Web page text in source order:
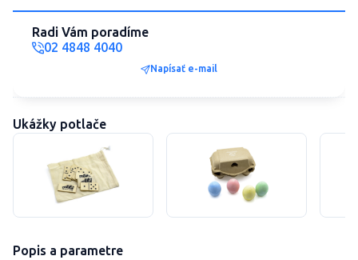
Radi Vám poradíme
02 4848 4040
Napísať e-mail
Ukážky potlače
Popis a parametre